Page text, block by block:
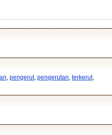
, pengerut, pengerutan, terkerut,